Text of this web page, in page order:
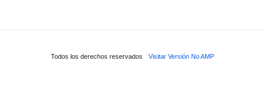
Todos los derechos reservados Visitar Versión No AMP